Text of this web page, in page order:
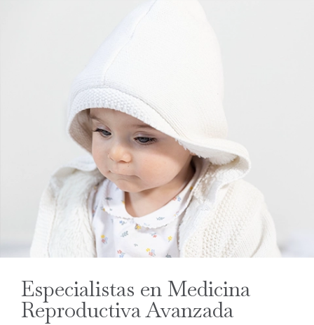
Especialistas en Medicina
Reproductiva Avanzada